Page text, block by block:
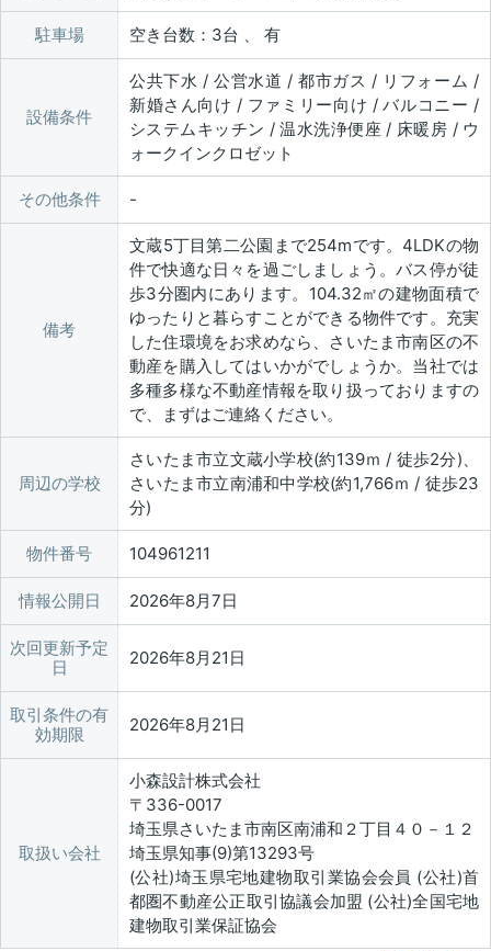
駐車場 空き台数：3台 、 有
設備条件
公共下水 / 公営水道 / 都市ガス / リフォーム /
新婚さん向け / ファミリー向け / バルコニー /
システムキッチン / 温水洗浄便座 / 床暖房 / ウ
ォークインクロゼット
その他条件
備考
文蔵5丁目第二公園まで254mです。4LDKの物
件で快適な日々を過ごしましょう。バス停が徒
歩3分圏内にあります。104.32㎡の建物面積で
ゆったりと暮らすことができる物件です。充実
した住環境をお求めなら、さいたま市南区の不
動産を購入してはいかがでしょうか。当社では
多種多様な不動産情報を取り扱っておりますの
で、まずはご連絡ください。
周辺の学校
さいたま市立文蔵小学校(約139ｍ / 徒歩2分)、
さいたま市立南浦和中学校(約1,766ｍ / 徒歩23
分)
物件番号 104961211
情報公開日 2026年8月7日
次回更新予定
日
2026年8月21日
取引条件の有
効期限
2026年8月21日
取扱い会社
小森設計株式会社
〒336-0017
埼玉県さいたま市南区南浦和２丁目４０－１２
埼玉県知事(9)第13293号
(公社)埼玉県宅地建物取引業協会会員 (公社)首
都圏不動産公正取引協議会加盟 (公社)全国宅地
建物取引業保証協会